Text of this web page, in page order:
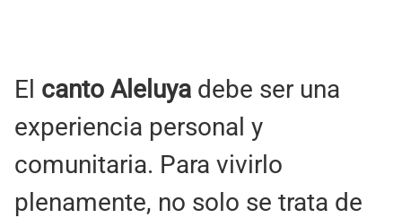
El canto Aleluya debe ser una
experiencia personal y
comunitaria. Para vivirlo
plenamente, no solo se trata de